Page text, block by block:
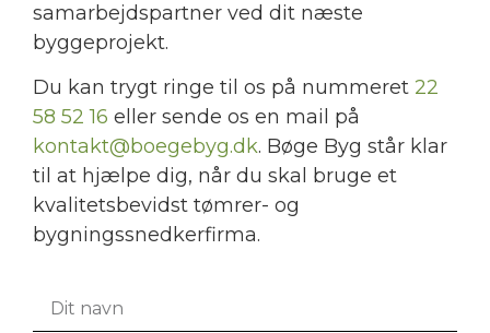
samarbejdspartner ved dit næste
byggeprojekt.
​Du kan trygt ringe til os på nummeret 22
58 52 16 eller sende os en mail på
kontakt@boegebyg.dk. Bøge Byg står klar
til at hjælpe dig, når du skal bruge et
kvalitetsbevidst tømrer- og
bygningssnedkerfirma.